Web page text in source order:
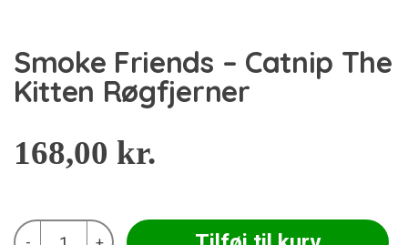
Smoke Friends – Catnip The
Kitten Røgfjerner
168,00 kr.
Smoke